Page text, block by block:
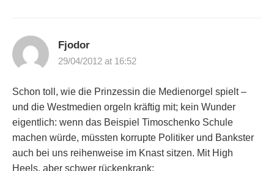
Fjodor
29/04/2012 at 16:52
Schon toll, wie die Prinzessin die Medienorgel spielt –
und die Westmedien orgeln kräftig mit; kein Wunder
eigentlich: wenn das Beispiel Timoschenko Schule
machen würde, müssten korrupte Politiker und Bankster
auch bei uns reihenweise im Knast sitzen. Mit High
Heels, aber schwer rückenkrank: